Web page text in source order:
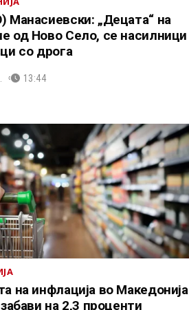
Манасиевски: „Децата“ на
од Ново Село, се насилници
со дрога
13:44
на инфлација во Македонија
на 2,3 проценти